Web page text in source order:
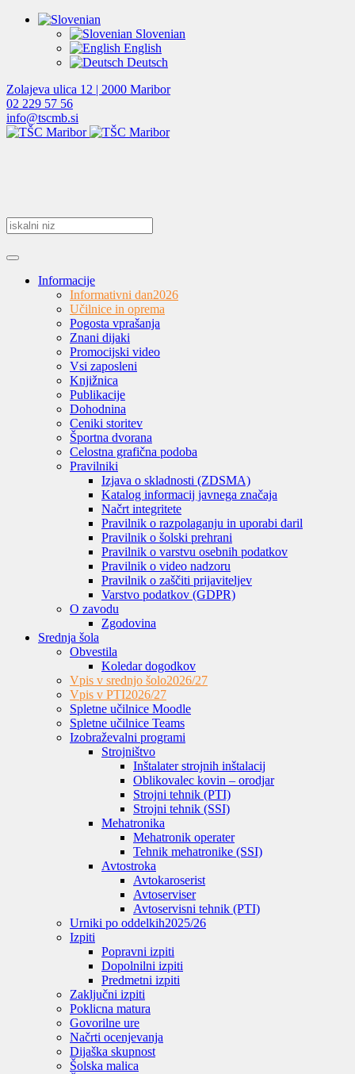
Slovenian
English
Deutsch
Zolajeva ulica 12 | 2000 Maribor
02 229 57 56
info@tscmb.si
Informacije
Informativni dan2026
Učilnice in oprema
Pogosta vprašanja
Znani dijaki
Promocijski video
Vsi zaposleni
Knjižnica
Publikacije
Dohodnina
Ceniki storitev
Športna dvorana
Celostna grafična podoba
Pravilniki
Izjava o skladnosti (ZDSMA)
Katalog informacij javnega značaja
Načrt integritete
Pravilnik o razpolaganju in uporabi daril
Pravilnik o šolski prehrani
Pravilnik o varstvu osebnih podatkov
Pravilnik o video nadzoru
Pravilnik o zaščiti prijaviteljev
Varstvo podatkov (GDPR)
O zavodu
Zgodovina
Srednja šola
Obvestila
Koledar dogodkov
Vpis v srednjo šolo2026/27
Vpis v PTI2026/27
Spletne učilnice Moodle
Spletne učilnice Teams
Izobraževalni programi
Strojništvo
Inštalater strojnih inštalacij
Oblikovalec kovin – orodjar
Strojni tehnik (PTI)
Strojni tehnik (SSI)
Mehatronika
Mehatronik operater
Tehnik mehatronike (SSI)
Avtostroka
Avtokaroserist
Avtoserviser
Avtoservisni tehnik (PTI)
Urniki po oddelkih2025/26
Izpiti
Popravni izpiti
Dopolnilni izpiti
Predmetni izpiti
Zaključni izpiti
Poklicna matura
Govorilne ure
Načrti ocenjevanja
Dijaška skupnost
Šolska malica